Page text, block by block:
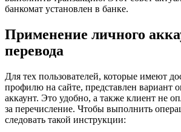
банкомат установлен в банке.
Применение личного
перевода
Для тех пользователей, которые имеют
профилю на сайте, представлен вариант
аккаунт. Это удобно, а также клиент не
за перечисление. Чтобы выполнить
следовать такой инструкции: